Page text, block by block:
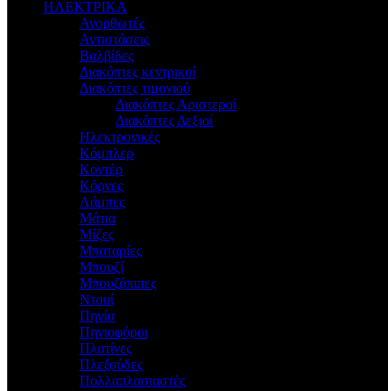
ΗΛΕΚΤΡΙΚΑ
Ανορθωτές
Αντιστάσεις
Βαλβίδες
Διακόπτες κεντρικοί
Διακόπτες τιμονιού
Διακόπτες Αριστεροί
Διακόπτες Δεξιοί
Ηλεκτρονικές
Κόμπλερ
Κοντέρ
Κόρνες
Λάμπες
Μάτια
Μίζες
Μπαταρίες
Μπουζί
Μπουζόπιπες
Ντουί
Πηνία
Πηνιοφόροι
Πλατίνες
Πλεξούδες
Πολλαπλασιαστές